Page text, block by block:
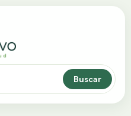
Buscar